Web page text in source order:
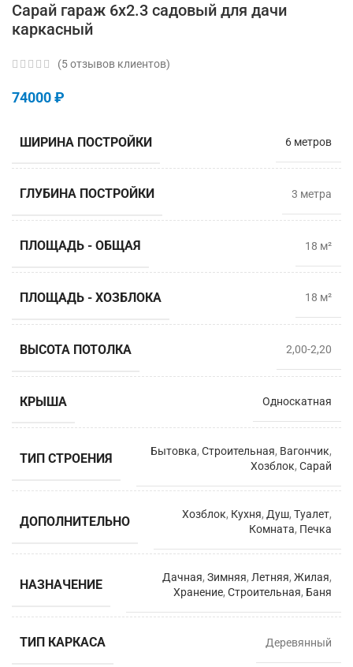
Сарай гараж 6х2.3 садовый для дачи
каркасный
(5отзывов клиентов)
74000₽
ШИРИНА ПОСТРОЙКИ 6 метров
ГЛУБИНА ПОСТРОЙКИ 3 метрa
ПЛОЩАДЬ - ОБЩАЯ 18 м²
ПЛОЩАДЬ - ХОЗБЛОКА 18 м²
ВЫСОТА ПОТОЛКА 2,00-2,20
КРЫША Односкатная
ТИП СТРОЕНИЯ Бытовка, Строительная, Вагончик,
Хозблок, Сарай
ДОПОЛНИТЕЛЬНО Хозблок, Кухня, Душ, Туалет,
Комната, Печка
НАЗНАЧЕНИЕ Дачная, Зимняя, Летняя, Жилая,
Хранение, Строительная, Баня
ТИП КАРКАСА Деревянный